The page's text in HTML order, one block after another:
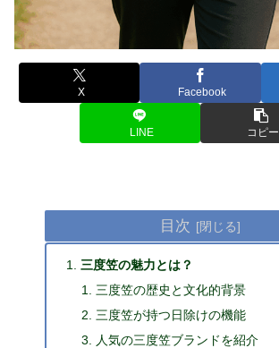
X Facebook
LINE コピー
目次
三度笠の魅力とは？
三度笠の歴史と文化的背景
三度笠が持つ日除けの機能
人気の三度笠ブランドを紹介